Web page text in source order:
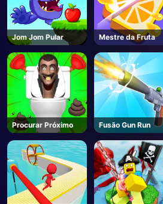
AD
Jom Jom Pular Mestre da Fruta
Procurar Próximo Fusão Gun Run